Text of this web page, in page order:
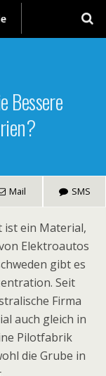
Bessere
Mail SMS
ist ein Material,
Elektroautos
gibt es
Seit
Firma
auch gleich in
Pilotfabrik
die Grube in